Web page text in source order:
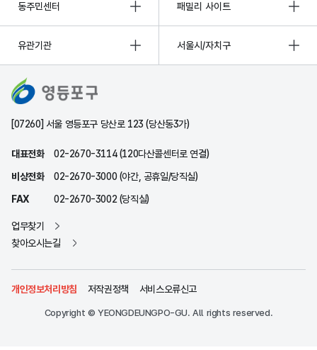
동주민센터 패밀리 사이트
유관기관 서울시/자치구
[07260] 서울 영등포구 당산로 123 (당산동3가)
대표전화
02-2670-3114 (120다산콜센터로 연결)
비상전화
02-2670-3000 (야간, 공휴일/당직실)
FAX
02-2670-3002 (당직실)
업무찾기
찾아오시는길
개인정보처리방침 저작권정책 서비스오류신고
Copyright © YEONGDEUNGPO-GU. All rights reserved.